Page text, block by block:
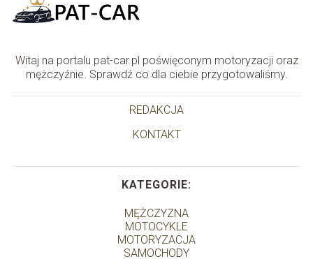
Witaj na portalu pat-car.pl poświęconym motoryzacji oraz
mężczyźnie. Sprawdź co dla ciebie przygotowaliśmy.
REDAKCJA
KONTAKT
KATEGORIE:
MĘŻCZYZNA
MOTOCYKLE
MOTORYZACJA
SAMOCHODY